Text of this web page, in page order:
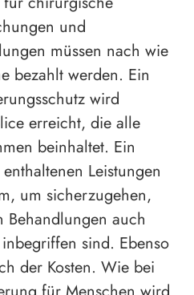
und
müssen nach wie
bezahlt werden. Ein
wird
erreicht, die alle
beinhaltet. Ein
Leistungen
um sicherzugehen,
Behandlungen auch
sind. Ebenso
der Kosten. Wie bei